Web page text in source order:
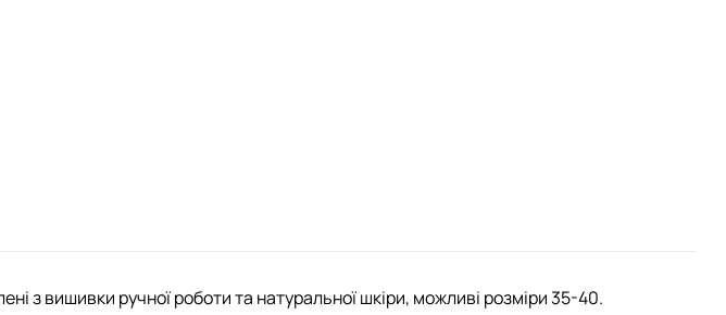
з вишивки ручної роботи та натуральної шкіри, можливі розміри 35-40.